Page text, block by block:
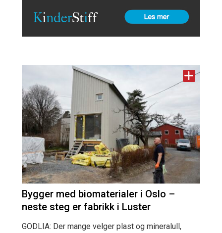
Bygger med biomaterialer i Oslo –
neste steg er fabrikk i Luster
GODLIA: Der mange velger plast og mineralull,